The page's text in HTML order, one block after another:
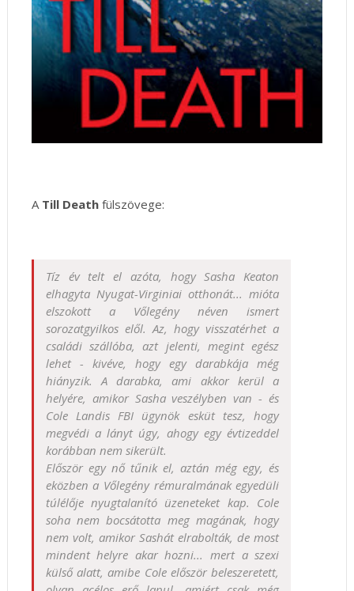
A Till Deathfülszövege:
Tíz év telt el azóta, hogy Sasha Keaton
elhagyta Nyugat-Virginiai otthonát... mióta
elszokott a Vőlegény néven ismert
sorozatgyilkos elől. Az, hogy visszatérhet a
családi szállóba, azt jelenti, megint egész
lehet - kivéve, hogy egy darabkája még
hiányzik. A darabka, ami akkor kerül a
helyére, amikor Sasha veszélyben van - és
Cole Landis FBI ügynök esküt tesz, hogy
megvédi a lányt úgy, ahogy egy évtizeddel
korábban nem sikerült.
Először egy nő tűnik el, aztán még egy, és
eközben a Vőlegény rémuralmának egyedüli
túlélője nyugtalanító üzeneteket kap. Cole
soha nem bocsátotta meg magának, hogy
nem volt, amikor Sashát elrabolták, de most
mindent helyre akar hozni... mert a szexi
külső alatt, amibe Cole először beleszeretett,